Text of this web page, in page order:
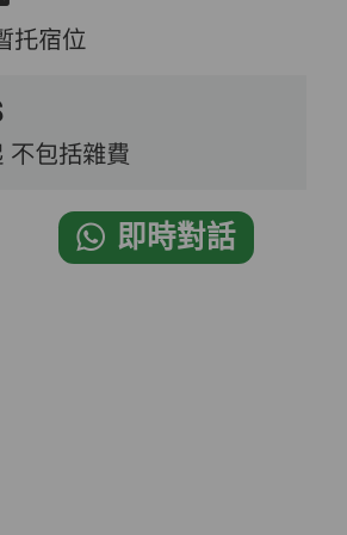
托宿位
不包括雜費
即時對話